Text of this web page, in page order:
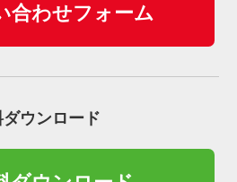
合わせフォーム
ダウンロード